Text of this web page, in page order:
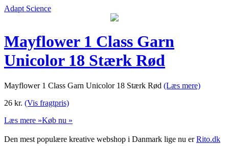
Adapt Science
Mayflower 1 Class Garn
Unicolor 18 Stærk Rød
Mayflower 1 Class Garn Unicolor 18 Stærk Rød (Læs mere)
26 kr. (Vis fragtpris)
Læs mere »Køb nu »
Den mest populære kreative webshop i Danmark lige nu erRito.dk